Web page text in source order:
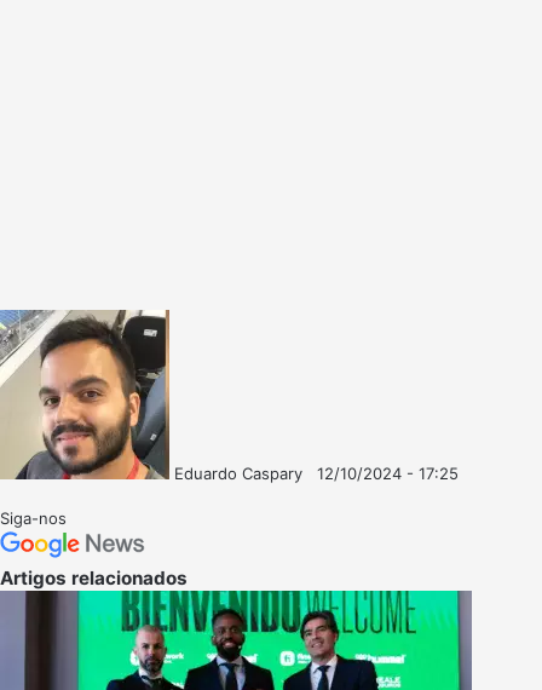
Eduardo Caspary
12/10/2024 - 17:25
Siga-nos
Artigos relacionados